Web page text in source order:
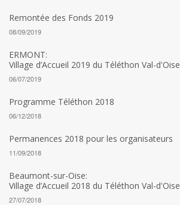
Remontée des Fonds 2019
08/09/2019
ERMONT:
Village d’Accueil 2019 du Téléthon Val-d'Oise
06/07/2019
Programme Téléthon 2018
06/12/2018
Permanences 2018 pour les organisateurs
11/09/2018
Beaumont-sur-Oise:
Village d’Accueil 2018 du Téléthon Val-d'Oise
27/07/2018